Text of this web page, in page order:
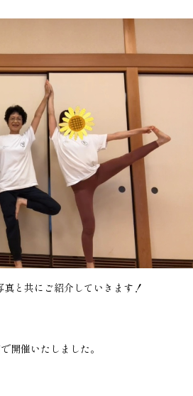
と共にご紹介していきます！
開催いたしました。